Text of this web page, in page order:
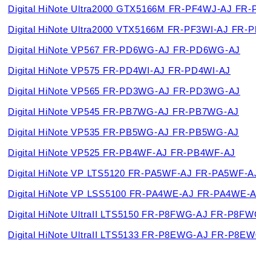
Digital HiNote Ultra2000 GTX5166M FR-PF4WJ-AJ FR-
Digital HiNote Ultra2000 VTX5166M FR-PF3WI-AJ FR-
Digital HiNote VP567 FR-PD6WG-AJ FR-PD6WG-AJ
Digital HiNote VP575 FR-PD4WI-AJ FR-PD4WI-AJ
Digital HiNote VP565 FR-PD3WG-AJ FR-PD3WG-AJ
Digital HiNote VP545 FR-PB7WG-AJ FR-PB7WG-AJ
Digital HiNote VP535 FR-PB5WG-AJ FR-PB5WG-AJ
Digital HiNote VP525 FR-PB4WF-AJ FR-PB4WF-AJ
Digital HiNote VP LTS5120 FR-PA5WF-AJ FR-PA5WF-
Digital HiNote VP LSS5100 FR-PA4WE-AJ FR-PA4WE-
Digital HiNote UltraII LTS5150 FR-P8FWG-AJ FR-
Digital HiNote UltraII LTS5133 FR-P8EWG-AJ FR-